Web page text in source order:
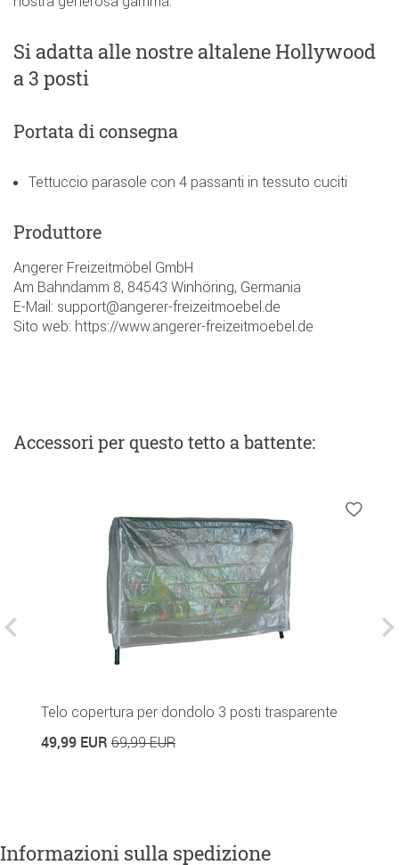
Si adatta alle nostre altalene Hollywood
a 3 posti
Portata di consegna
Tettuccio parasole con 4 passanti in tessuto cuciti
Produttore
Angerer Freizeitmöbel GmbH
Am Bahndamm 8, 84543 Winhöring, Germania
E-Mail: support@angerer-freizeitmoebel.de
Sito web: https://www.angerer-freizeitmoebel.de
Accessoriper questo tetto a battente:
Telo copertura per dondolo 3 posti trasparente
49,99 EUR 69,99 EUR
Informazioni sulla spedizione